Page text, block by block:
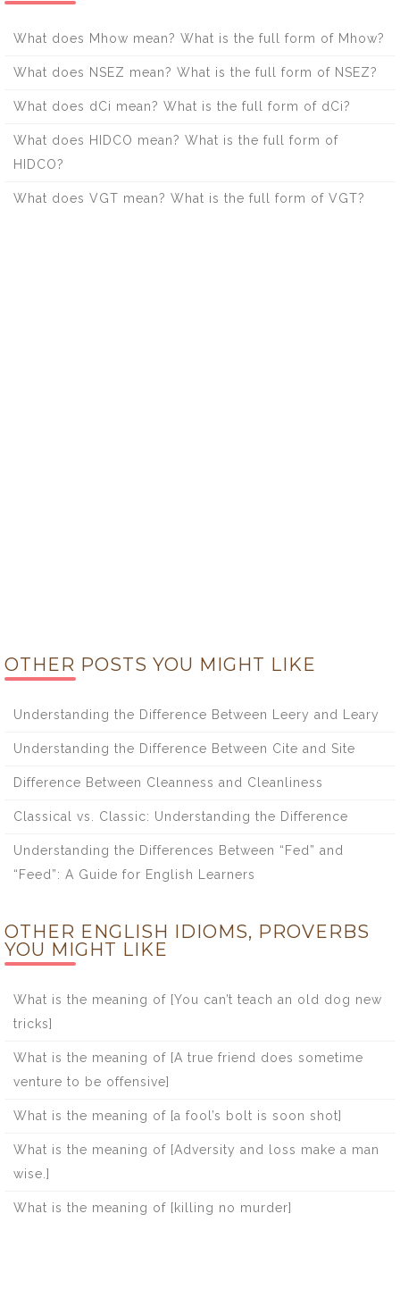
What does Mhow mean? What is the full form of Mhow?
What does NSEZ mean? What is the full form of NSEZ?
What does dCi mean? What is the full form of dCi?
What does HIDCO mean? What is the full form of
HIDCO?
What does VGT mean? What is the full form of VGT?
OTHER POSTS YOU MIGHT LIKE
Understanding the Difference Between Leery and Leary
Understanding the Difference Between Cite and Site
Difference Between Cleanness and Cleanliness
Classical vs. Classic: Understanding the Difference
Understanding the Differences Between “Fed” and
“Feed”: A Guide for English Learners
OTHER ENGLISH IDIOMS, PROVERBS
YOU MIGHT LIKE
What is the meaning of [You can’t teach an old dog new
tricks]
What is the meaning of [A true friend does sometime
venture to be offensive]
What is the meaning of [a fool’s bolt is soon shot]
What is the meaning of [Adversity and loss make a man
wise.]
What is the meaning of [killing no murder]